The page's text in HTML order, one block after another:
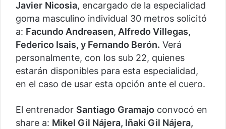
Javier Nicosia, encargado de la especialidad
goma masculino individual 30 metros solicitó
a: Facundo Andreasen, Alfredo Villegas,
Federico Isais, y Fernando Berón. Verá
personalmente, con los sub 22, quienes
estarán disponibles para esta especialidad,
en el caso de usar esta opción ante el cuero.
El entrenador Santiago Gramajo convocó en
share a: Mikel Gil Nájera, Iñaki Gil Nájera,